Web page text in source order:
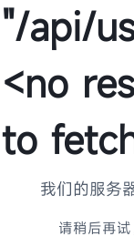
"/api/
<no
to
我们的服务
请稍后再